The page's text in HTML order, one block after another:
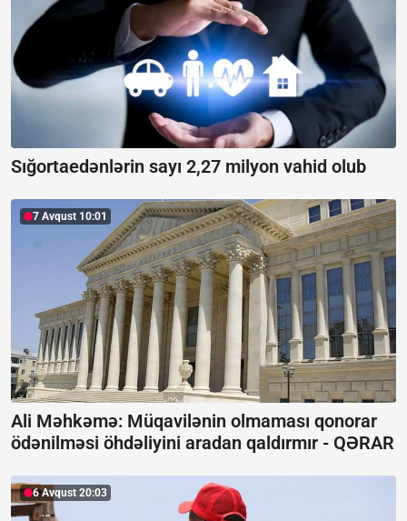
Sığortaedənlərin sayı 2,27 milyon vahid olub
7 Avqust 10:01
Ali Məhkəmə: Müqavilənin olmaması qonorar
ödənilməsi öhdəliyini aradan qaldırmır - QƏRAR
6 Avqust 20:03